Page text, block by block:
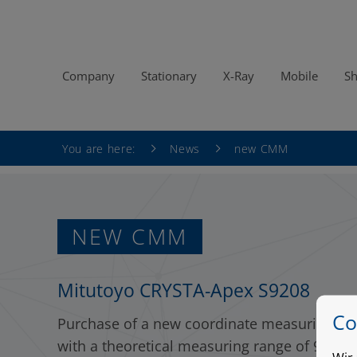
Company Stationary X-Ray Mobile
to
You are here: News new CMM
NEW CMM
Mitutoyo CRYSTA-Apex S9208
Purchase of a new coordinate measuring
with a theoretical measuring range of 900 x